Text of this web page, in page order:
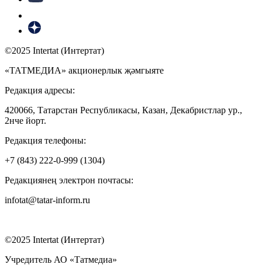
©2025 Intertat (Интертат)
«ТАТМЕДИА» акционерлык җәмгыяте
Редакция адресы:
420066, Татарстан Республикасы, Казан, Декабристлар ур.,
2нче йорт.
Редакция телефоны:
+7 (843) 222-0-999 (1304)
Редакциянең электрон почтасы:
infotat@tatar-inform.ru
©2025 Intertat (Интертат)
Учредитель АО «Татмедиа»